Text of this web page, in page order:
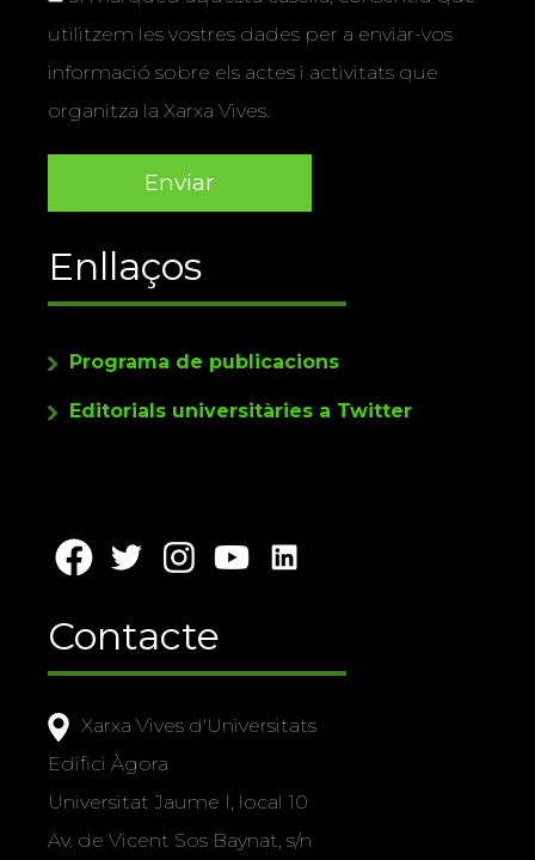
utilitzem les vostres dades per a enviar-vos
informació sobre els actes i activitats que
organitza la Xarxa Vives.
Enllaços
Programa de publicacions
Editorials universitàries a Twitter
Contacte
Xarxa Vives d'Universitats
Edifici Àgora
Universitat Jaume I, local 10
Av. de Vicent Sos Baynat, s/n